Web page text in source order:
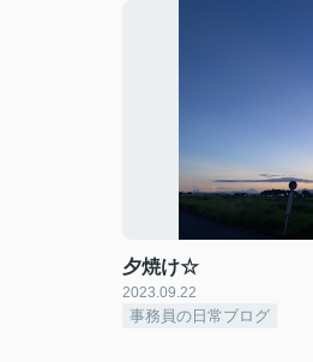
夕焼け☆
2023.09.22
事務員の日常ブログ